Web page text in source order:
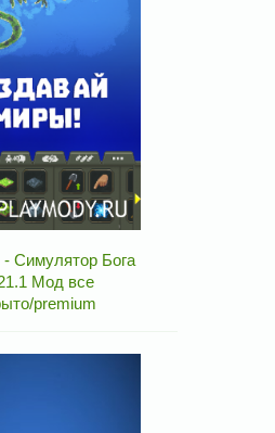
- Симулятор Бога
Мод все
premium